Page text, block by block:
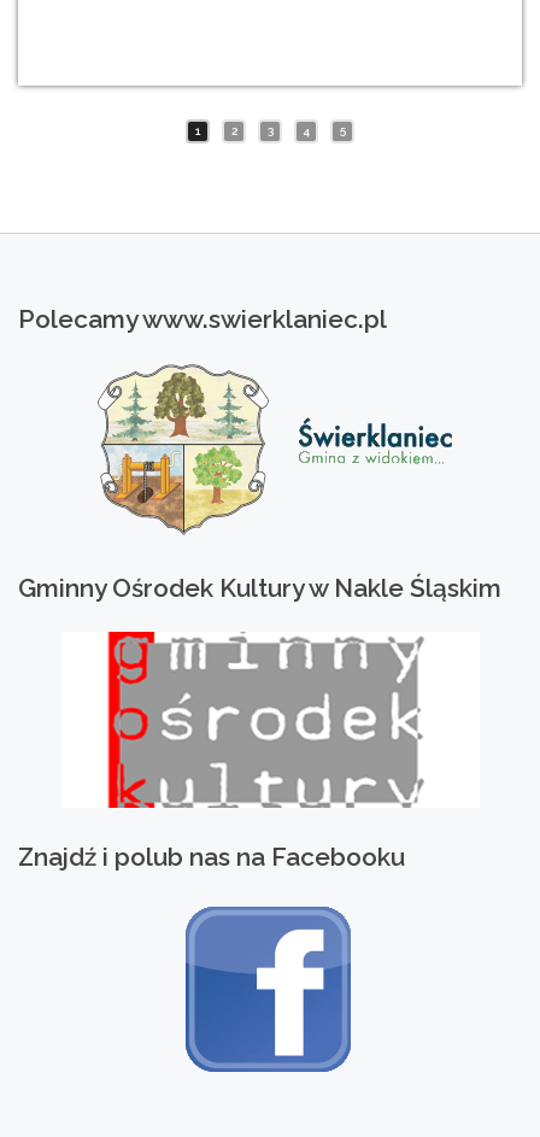
1 2 3 4 5
Polecamywww.swierklaniec.pl
Gminny Ośrodek Kulturyw Nakle Śląskim
Znajdź i polub nas na Facebooku